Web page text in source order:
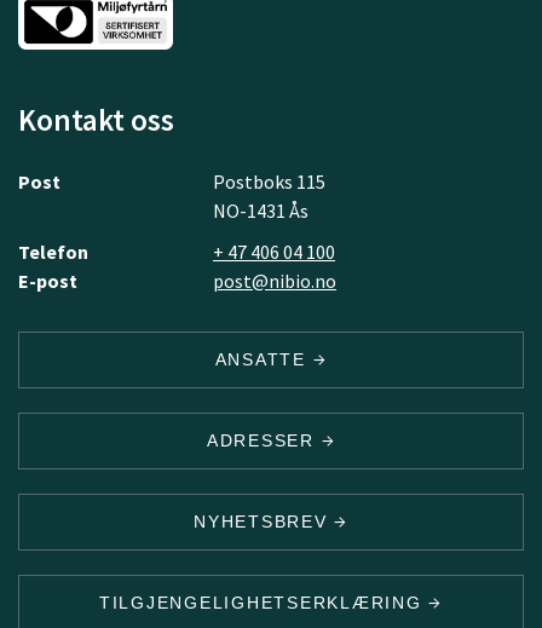
Kontakt oss
Post
Postboks 115
NO-1431 Ås
Telefon
+ 47 406 04 100
E-post
post@nibio.no
ANSATTE
ADRESSER
NYHETSBREV
TILGJENGELIGHETSERKLÆRING